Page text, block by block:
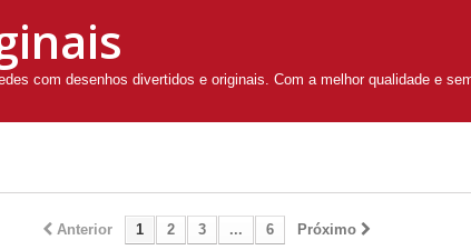
com desenhos divertidos e originais. Com a melhor qualidade e
Anterior 1 2 3 ... 6 Próximo